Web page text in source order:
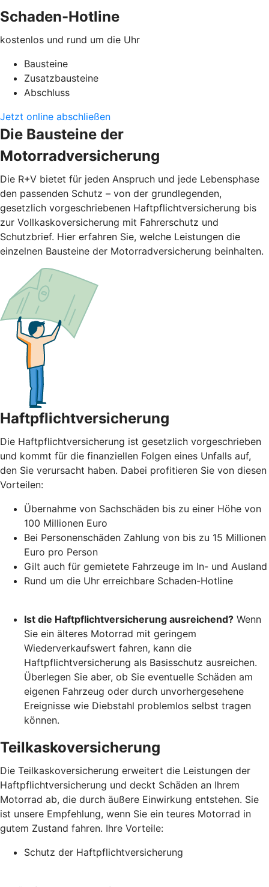
Schaden-Hotline
kostenlos und rund um die Uhr
Bausteine
Zusatzbausteine
Abschluss
Jetzt online abschließen
Die Bausteine der
Motorradversicherung
Die R+V bietet für jeden Anspruch und jede Lebensphase
den passenden Schutz – von der grundlegenden,
gesetzlich vorgeschriebenen Haftpflichtversicherung bis
zur Vollkaskoversicherung mit Fahrerschutz und
Schutzbrief. Hier erfahren Sie, welche Leistungen die
einzelnen Bausteine der Motorradversicherung beinhalten.
Haftpflichtversicherung
Die Haftpflichtversicherung ist gesetzlich vorgeschrieben
und kommt für die finanziellen Folgen eines Unfalls auf,
den Sie verursacht haben. Dabei profitieren Sie von diesen
Vorteilen:
Übernahme von Sachschäden bis zu einer Höhe von
100 Millionen Euro
Bei Personenschäden Zahlung von bis zu 15 Millionen
Euro pro Person
Gilt auch für gemietete Fahrzeuge im In- und Ausland
Rund um die Uhr erreichbare Schaden-Hotline
Ist die Haftpflichtversicherung ausreichend? Wenn
Sie ein älteres Motorrad mit geringem
Wiederverkaufswert fahren, kann die
Haftpflichtversicherung als Basisschutz ausreichen.
Überlegen Sie aber, ob Sie eventuelle Schäden am
eigenen Fahrzeug oder durch unvorhergesehene
Ereignisse wie Diebstahl problemlos selbst tragen
können.
Teilkaskoversicherung
Die Teilkaskoversicherung erweitert die Leistungen der
Haftpflichtversicherung und deckt Schäden an Ihrem
Motorrad ab, die durch äußere Einwirkung entstehen. Sie
ist unsere Empfehlung, wenn Sie ein teures Motorrad in
gutem Zustand fahren. Ihre Vorteile:
Schutz der Haftpflichtversicherung